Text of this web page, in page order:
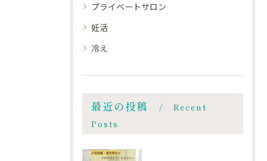
プライベートサロン
妊活
冷え
最近の投稿
Recent
Posts